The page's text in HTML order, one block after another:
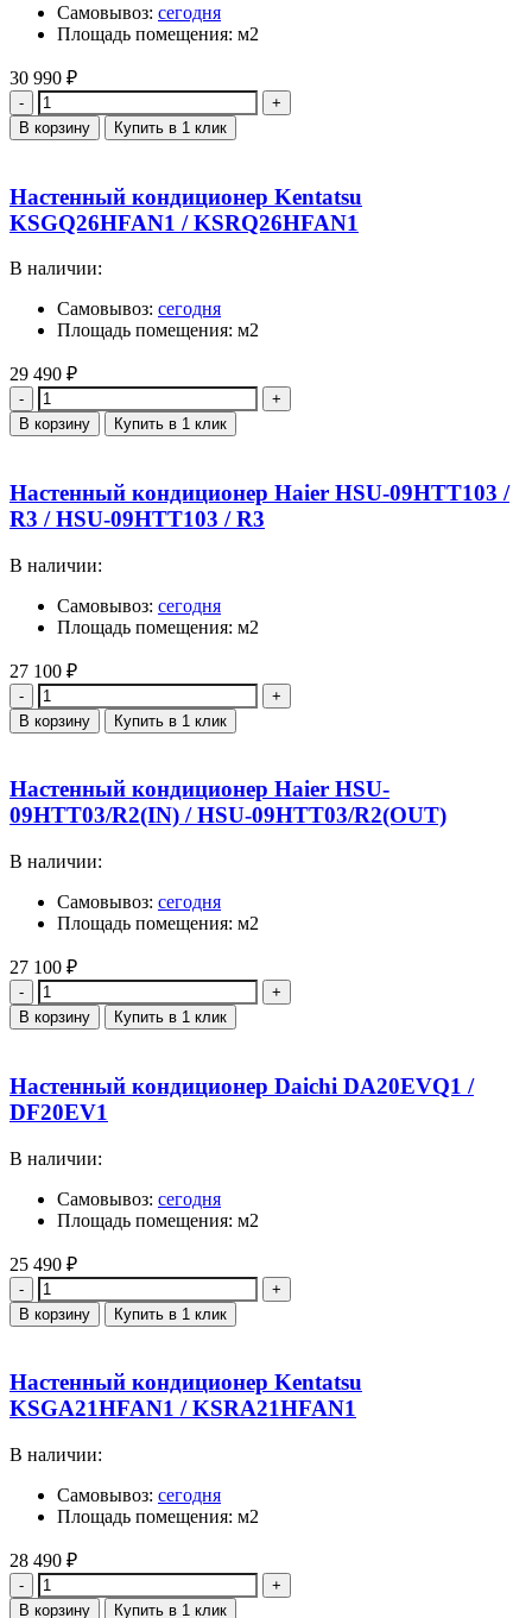
Самовывоз: сегодня
Площадь помещения: м2
30 990 ₽
Количество
В корзину Купить в 1 клик
Настенный кондиционер Kentatsu
KSGQ26HFAN1 / KSRQ26HFAN1
В наличии:
Самовывоз: сегодня
Площадь помещения: м2
29 490 ₽
Количество
В корзину Купить в 1 клик
Настенный кондиционер Haier HSU-09HTT103 /
R3 / HSU-09HTT103 / R3
В наличии:
Самовывоз: сегодня
Площадь помещения: м2
27 100 ₽
Количество
В корзину Купить в 1 клик
Настенный кондиционер Haier HSU-
09HTT03/R2(IN) / HSU-09HTT03/R2(OUT)
В наличии:
Самовывоз: сегодня
Площадь помещения: м2
27 100 ₽
Количество
В корзину Купить в 1 клик
Настенный кондиционер Daichi DA20EVQ1 /
DF20EV1
В наличии:
Самовывоз: сегодня
Площадь помещения: м2
25 490 ₽
Количество
В корзину Купить в 1 клик
Настенный кондиционер Kentatsu
KSGA21HFAN1 / KSRA21HFAN1
В наличии:
Самовывоз: сегодня
Площадь помещения: м2
28 490 ₽
Количество
В корзину Купить в 1 клик